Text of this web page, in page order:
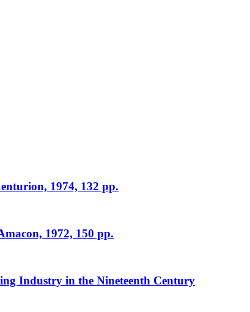
1974, 132 pp.
1972, 150 pp.
Industry in the Nineteenth Century